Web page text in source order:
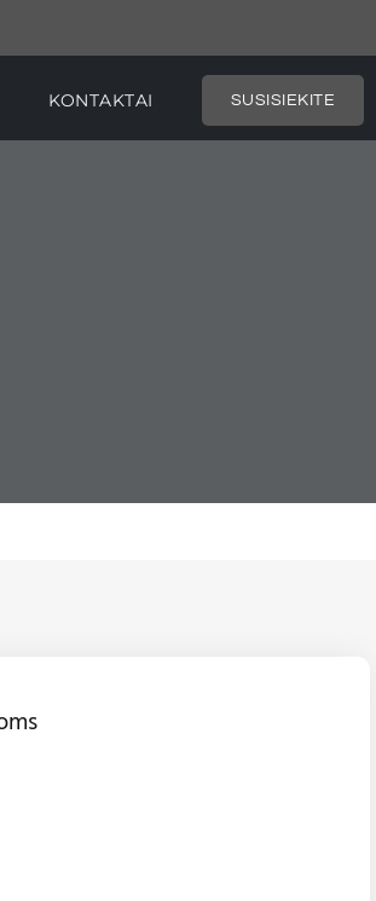
KONTAKTAI SUSISIEKITE